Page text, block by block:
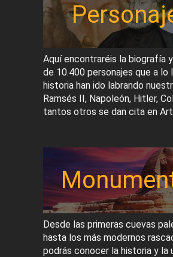
Aquí encontraréis la biografía
de 10.400 personajes que a lo
historia han ido labrando
Ramsés II, Napoleón, Hitler,
tantos otros se dan cita en
Desde las primeras cuevas
hasta los más modernos
podrás conocer la historia y la